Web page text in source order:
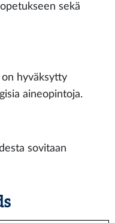
sekä
hyväksytty
aineopintoja.
sovitaan